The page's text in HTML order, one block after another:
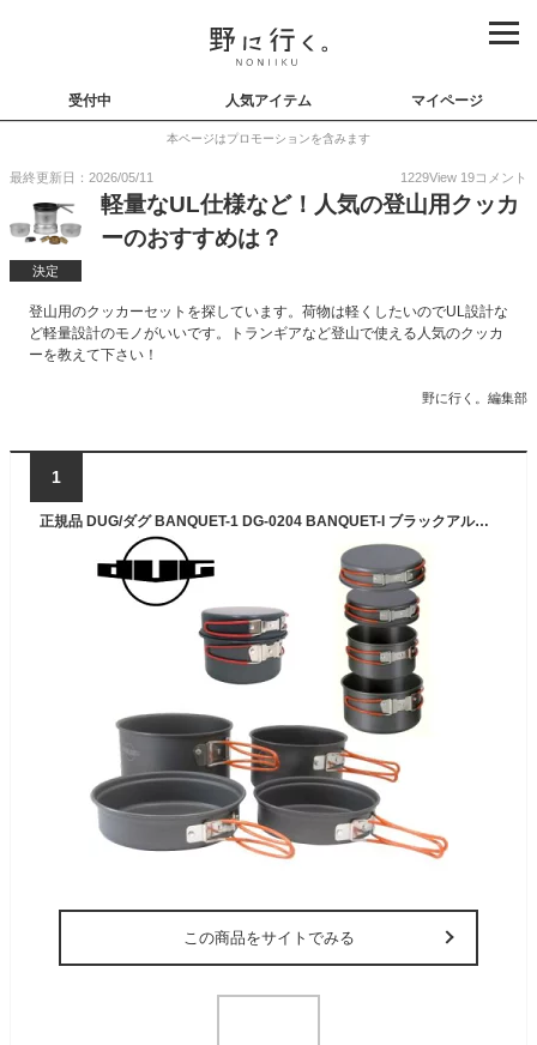
受付中 人気アイテム マイページ
本ページはプロモーションを含みます
最終更新日：2026/05/11 1229View 19コメント
決定
軽量なUL仕様など！人気の登山用クッカ
ーのおすすめは？
登山用のクッカーセットを探しています。荷物は軽くしたいのでUL設計な
ど軽量設計のモノがいいです。トランギアなど登山で使える人気のクッカ
ーを教えて下さい！
野に行く。編集部
1
正規品 DUG/ダグ BANQUET-1 DG-0204 BANQUET-I ブラックアルミクッカー 大鍋 小鍋 フライパン BBQ キャンプ アウトドア フィッシング 登山 トレッキング ケトル クッカーセット 調理器具 フィッシング ファミリーキャンプ あす楽対応 お買い物マラソン 開催
この商品をサイトでみる